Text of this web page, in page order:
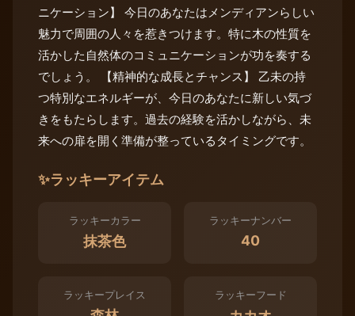
ニケーション】 今日のあなたはメンディアンらしい
魅力で周囲の人々を惹きつけます。特に木の性質を
活かした自然体のコミュニケーションが功を奏する
でしょう。 【精神的な成長とチャンス】 乙未の持
つ特別なエネルギーが、今日のあなたに新しい気づ
きをもたらします。過去の経験を活かしながら、未
来への扉を開く準備が整っているタイミングです。
✨ラッキーアイテム
ラッキーカラー
抹茶色
ラッキーナンバー
40
ラッキープレイス ラッキーフード